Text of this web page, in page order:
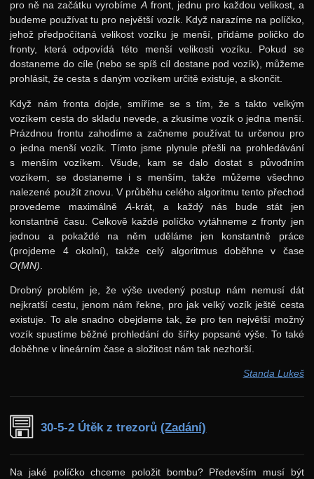
pro ně na začátku vyrobímeAfront, jednu pro každou velikost, a
budeme používat tu pro největší vozík. Když narazíme na políčko,
jehož předpočítaná velikost vozíku je menší, přidáme poličko do
fronty, která odpovídá této menší velikosti vozíku. Pokud se
dostaneme do cíle (nebo se spíš cíl dostane pod vozík), můžeme
prohlásit, že cesta s daným vozíkem určitě existuje, a skončit.
Když nám fronta dojde, smíříme se s tím, že s takto velkým
vozíkem cesta do skladu nevede, a zkusíme vozík o jedna menší.
Prázdnou frontu zahodíme a začneme používat tu určenou pro
o jedna menší vozík. Tímto jsme plynule přešli na prohledávání
s menším vozíkem. Všude, kam se dalo dostat s původním
vozíkem, se dostaneme i s menším, takže můžeme všechno
nalezené použít znovu. V průběhu celého algoritmu tento přechod
provedeme maximálně A-krát, a každý nás bude stát jen
konstantně času. Celkově každé políčko vytáhneme z fronty jen
jednou a pokaždé na něm uděláme jen konstantně práce
(projdeme 4 okolní), takže celý algoritmus doběhne v čase
O(MN)
Drobný problém je, že výše uvedený postup nám nemusí dát
nejkratší cestu, jenom nám řekne, pro jak velký vozík ještě cesta
existuje. To ale snadno obejdeme tak, že pro ten největší možný
vozík spustíme běžné prohledání do šířky popsané výše. To také
doběhne v lineárním čase a složitost nám tak nezhorší.
Standa Lukeš
30-5-2 Útěk z trezorů(Zadání)
Na jaké políčko chceme položit bombu? Především musí být
25. ročník: 12/13
24. ročník: 11/12
23. ročník: 10/11
22. ročník: 09/10
21. ročník: 08/09
20. ročník: 07/08
19. ročník: 06/07
18. ročník: 05/06
17. ročník: 04/05
16. ročník: 03/04
15. ročník: 02/03
13. ročník: 00/01
12. ročník: 99/00
11. ročník: 98/99
9. ročník: 96/97
8. ročník: 95/96
6. ročník: 93/94